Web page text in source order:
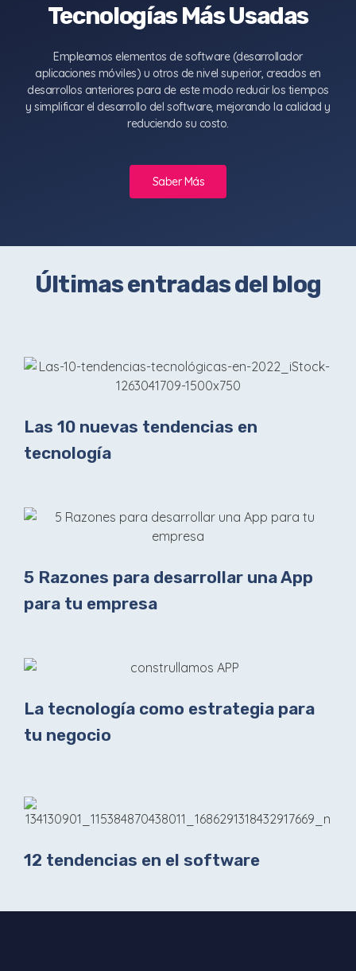
Tecnologías Más Usadas
Empleamos elementos de software (desarrollador
aplicaciones móviles) u otros de nivel superior, creados en
desarrollos anteriores para de este modo reducir los tiempos
y simplificar el desarrollo del software, mejorando la calidad y
reduciendo su costo.
Saber Más
Últimas entradas del blog
Las 10 nuevas tendencias en
tecnología
5 Razones para desarrollar una App
para tu empresa
La tecnología como estrategia para
tu negocio
12 tendencias en el software